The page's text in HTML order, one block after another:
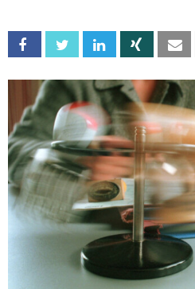
Facebook Twitter Linkedin Xing